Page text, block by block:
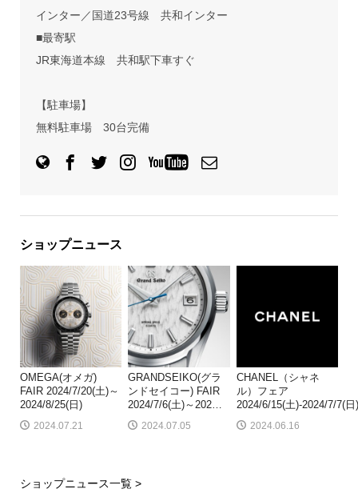
インター／国道23号線 共和インター
■最寄駅
JR東海道本線 共和駅下車すぐ
【駐車場】
無料駐車場 30台完備
ショップニュース
OMEGA(オメガ)
FAIR 2024/7/20(土)～
2024/8/25(日)
2024.07.21
GRANDSEIKO(グラ
ンドセイコー) FAIR
2024/7/6(土)～202…
2024.07.05
CHANEL（シャネ
ル）フェア
2024/6/15(土)-2024/7/7(日)
2024.06.16
ショップニュース一覧 >